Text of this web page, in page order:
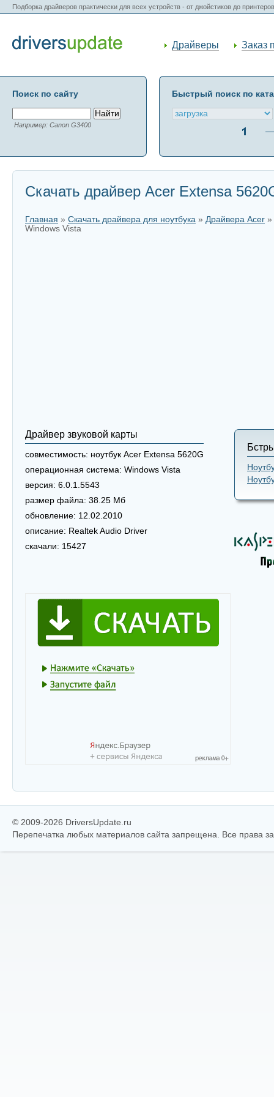
Подборка драйверов практически для всех устройств - от джойстиков до
Драйверы Заказ
Поиск по сайту
Например: Canon G3400
Быстрый поиск по
Скачать драйвер Acer Extensa
Главная » Скачать драйвера для ноутбука » Драйвера Acer »
Windows Vista
Драйвер звуковой карты
совместимость: ноутбук Acer Extensa 5620G
операционная система: Windows Vista
версия: 6.0.1.5543
размер файла: 38.25 Мб
обновление: 12.02.2010
описание: Realtek Audio Driver
скачали: 15427
© 2009-2026 DriversUpdate.ru
Перепечатка любых материалов сайта запрещена. Все права